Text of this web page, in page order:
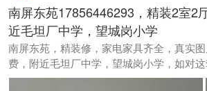
南屏东苑17856446293，精装2室2
近毛坦厂中学，望城岗小学
南屏东苑，精装修，家电家具齐全，真实
费，附近毛坦厂中学，望城岗小学，如对